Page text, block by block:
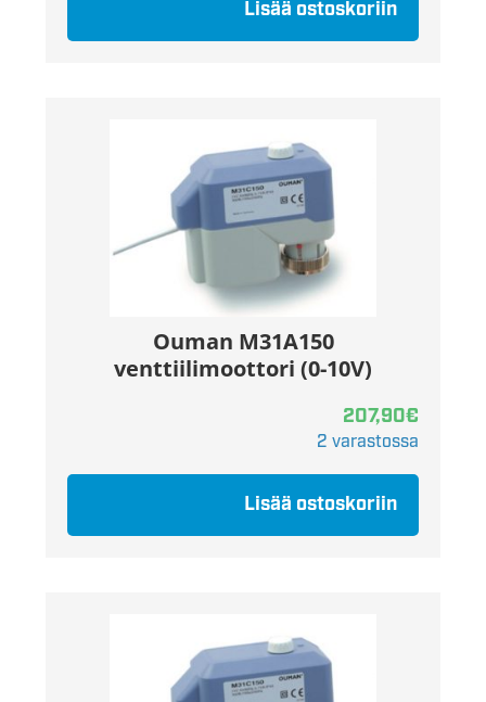
Lisää ostoskoriin
Ouman M31A150
venttiilimoottori (0-10V)
207,90€
2 varastossa
Lisää ostoskoriin